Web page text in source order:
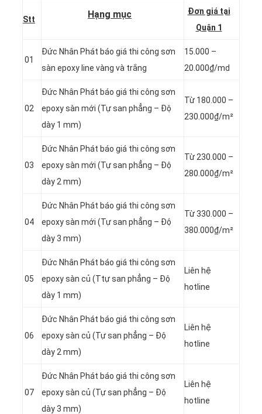
Stt Hạng mục
Đơn giá tại
Quận 1
01
Đức Nhân Phát báo giá thi công sơn
sàn epoxy line vàng và trắng
15.000 –
20.000₫/md
02
Đức Nhân Phát báo giá thi công sơn
epoxy sàn mới (Tự san phẳng – Độ
dày 1 mm)
Từ 180.000 –
230.000₫/m²
03
Đức Nhân Phát báo giá thi công sơn
epoxy sàn mới (Tự san phẳng – Độ
dày 2 mm)
Từ 230.000 –
280.000₫/m²
04
Đức Nhân Phát báo giá thi công sơn
epoxy sàn mới (Tự san phẳng – Độ
dày 3 mm)
Từ 330.000 –
380.000₫/m²
05
Đức Nhân Phát báo giá thi công sơn
epoxy sàn củ (Ttự san phẳng – Độ
dày 1 mm)
Liên hệ
hotline
06
Đức Nhân Phát báo giá thi công sơn
epoxy sàn củ (Tự san phẳng – Độ
dày 2 mm)
Liên hệ
hotline
07
Đức Nhân Phát báo giá thi công sơn
epoxy sàn củ (Tự san phẳng – Độ
dày 3 mm)
Liên hệ
hotline